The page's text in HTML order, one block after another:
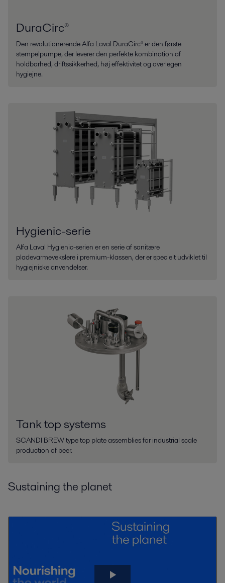
DuraCirc®
Den revolutionerende Alfa Laval DuraCirc® er den første
stempelpumpe, der leverer den perfekte kombination af
holdbarhed, driftssikkerhed, høj effektivitet og overlegen
hygiejne.
Hygienic-serie
Alfa Laval Hygienic-serien er en serie af sanitære
pladevarmevekslere i premium-klassen, der er specielt udviklet til
hygiejniske anvendelser.
Tank top systems
SCANDI BREW type top plate assemblies for industrial scale
production of beer.
Sustaining the planet